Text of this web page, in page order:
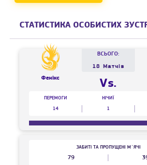
СТАТИСТИКА ОСОБИСТИХ
Фенікс
ВСЬОГО:
18 Матчів
Vs.
ПЕРЕМОГИ
14
НІЧИЇ
1
79
ЗАБИТІ ТА ПРОПУЩЕНІ М`ЯЧІ